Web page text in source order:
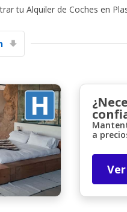
especiales
ofertas exclusivas de
tu Alquiler de Coches en
a